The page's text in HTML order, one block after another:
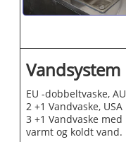
Vandsystem
EU -dobbeltvaske, AU
2 +1 Vandvaske, USA
3 +1 Vandvaske med
varmt og koldt vand.